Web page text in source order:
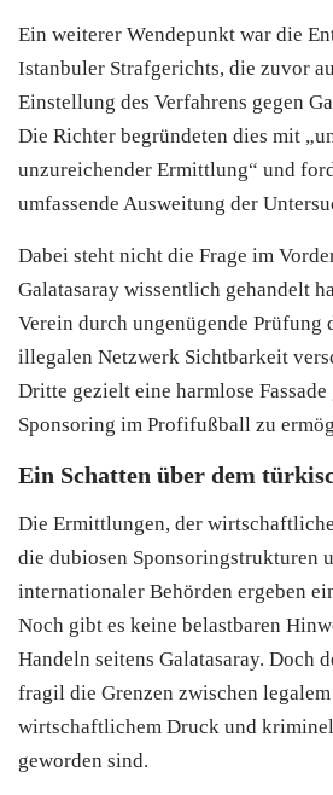
Ein weiterer Wendepunkt war die
Istanbuler Strafgerichts, die zuvor
Einstellung des Verfahrens gegen
Die Richter begründeten dies mit
unzureichender Ermittlung“ und
umfassende Ausweitung der
Dabei steht nicht die Frage im
Galatasaray wissentlich gehandelt
Verein durch ungenügende Prüfung
illegalen Netzwerk Sichtbarkeit
Dritte gezielt eine harmlose
Sponsoring im Profifußball zu
Ein Schatten über dem
Die Ermittlungen, der
die dubiosen Sponsoringstrukturen
internationaler Behörden ergeben
Noch gibt es keine belastbaren
Handeln seitens Galatasaray. Doch
fragil die Grenzen zwischen
wirtschaftlichem Druck und
geworden sind.